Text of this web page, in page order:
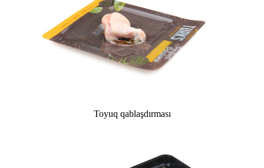
Toyuq qablaşdırması